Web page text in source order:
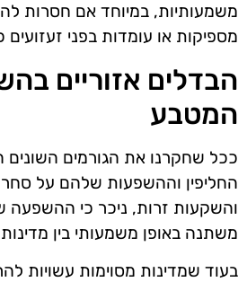
משמעותיות, במיוחד אם חסרות
מספיקות או עומדות בפני זעזועים
הבדלים אזוריים
המטבע
ככל שחקרנו את הגורמים השונים
החליפין וההשפעות שלהם על סחר,
והשקעות זרות, ניכר כי ההשפעה
משתנה באופן משמעותי בין
בעוד שמדינות מסוימות עשויות